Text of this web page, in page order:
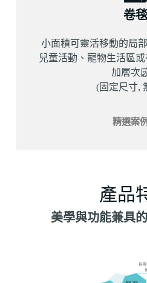
卷毯
小面積可靈活移動的局
兒童活動、寵物生活區
加層次
(固定尺寸,
精選案例
產品
美學與功能兼具